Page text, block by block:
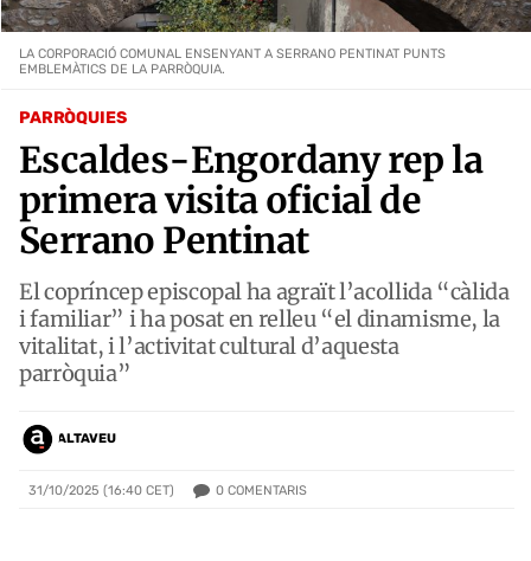
PARRÒQUIES
Escaldes-Engordany rep la
primera visita oficial de
Serrano Pentinat
El copríncep episcopal ha agraït l’acollida “càlida
i familiar” i ha posat en relleu “el dinamisme, la
vitalitat, i l’activitat cultural d’aquesta
parròquia”
ALTAVEU
31/10/2025 (16:40 CET) 0 COMENTARIS
LA CORPORACIÓ COMUNAL ENSENYANT A SERRANO PENTINAT PUNTS
EMBLEMÀTICS DE LA PARRÒQUIA.